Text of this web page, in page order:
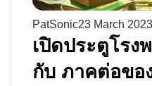
PatSonic23 March 2023
เปิดประตูโรง
กับ ภาคต่อขอ